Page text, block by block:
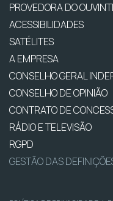
PROVEDORA DO
ACESSIBILIDADES
SATÉLITES
A EMPRESA
CONSELHO GERAL
CONSELHO DE OPINIÃO
CONTRATO DE
RÁDIO E TELEVISÃO
RGPD
GESTÃO DAS